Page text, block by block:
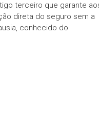
terceiro que garante
direta do seguro sem a
conhecido do